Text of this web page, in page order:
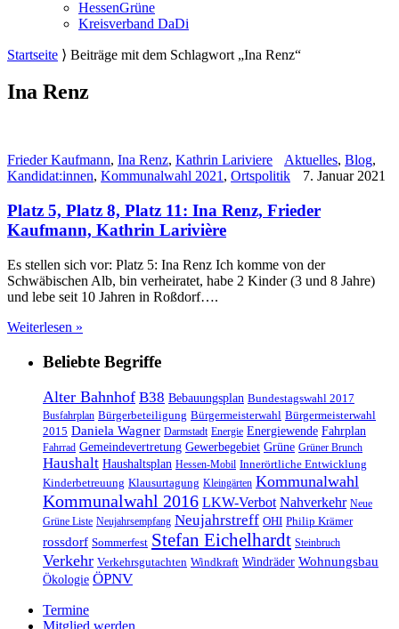
HessenGrüne
Kreisverband DaDi
Startseite ⟩ Beiträge mit dem Schlagwort „Ina Renz“
Ina Renz
Frieder Kaufmann, Ina Renz, Kathrin Lariviere Aktuelles, Blog,
Kandidat:innen, Kommunalwahl 2021 , Ortspolitik 7. Januar 2021
Platz 5, Platz 8, Platz 11: Ina Renz, Frieder
Kaufmann, Kathrin Larivière
Es stellen sich vor: Platz 5: Ina Renz Ich komme von der
Schwäbischen Alb, bin verheiratet, habe 2 Kinder (3 und 8 Jahre)
und lebe seit 10 Jahren in Roßdorf….
Weiterlesen »
Beliebte Begriffe
Alter Bahnhof B38 Bebauungsplan Bundestagswahl 2017
Busfahrplan Bürgerbeteiligung Bürgermeisterwahl Bürgermeisterwahl
2015 Daniela Wagner Darmstadt Energie Energiewende Fahrplan
Fahrrad Gemeindevertretung Gewerbegebiet Grüne Grüner Brunch
Haushalt Haushaltsplan Hessen-Mobil Innerörtliche Entwicklung
Kinderbetreuung Klausurtagung Kleingärten Kommunalwahl
Kommunalwahl 2016 LKW-Verbot Nahverkehr Neue
Grüne Liste Neujahrsempfang Neujahrstreff OHI Philip Krämer
rossdorf Sommerfest Stefan Eichelhardt Steinbruch
Verkehr Verkehrsgutachten Windkraft Windräder Wohnungsbau
Ökologie ÖPNV
Termine